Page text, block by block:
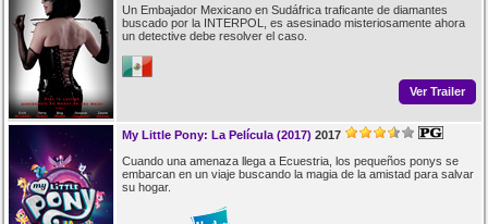
Un Embajador Mexicano en Sudáfrica traficante de diamantes
buscado por la INTERPOL, es asesinado misteriosamente ahora
un detective debe resolver el caso.
Ver Trailer
My Little Pony: La Película (2017) 2017
Cuando una amenaza llega a Ecuestria, los pequeños ponys se
embarcan en un viaje buscando la magia de la amistad para salvar
su hogar.